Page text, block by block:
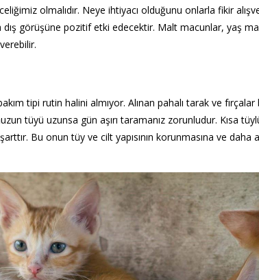
olmalıdır. Neye ihtiyacı olduğunu onlarla fikir
görüşüne pozitif etki edecektir. Malt macunlar, yaş
tipi rutin halini almıyor. Alınan pahalı tarak ve
tüyü uzunsa gün aşırı taramanız zorunludur. Kısa
Bu onun tüy ve cilt yapısının korunmasına ve daha